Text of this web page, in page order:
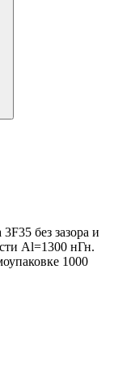
без зазора и
Al=1300 нГн.
1000